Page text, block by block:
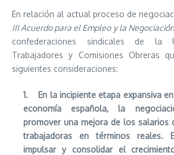
En relación al actual proceso de
III Acuerdo para el Empleo y la
confederaciones sindicales de la
Trabajadores y Comisiones Obreras
siguientes consideraciones:
1. En la incipiente etapa expansiva
economía española, la
promover una mejora de los salarios
trabajadoras en términos reales.
impulsar y consolidar el